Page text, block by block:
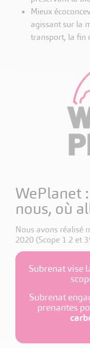
Mieux
agissant sur la
transport, la fin
WePlanet
nous, où
Nous avons réalisé
2020 (Scope 1 2 et
Subrenat vise
Subrenat
prenantes